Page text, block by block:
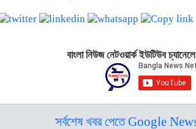
বাংলা নিউজ নেটওয়ার্ক ইউটিউব
সর্বশেষ খবর পেতে Google